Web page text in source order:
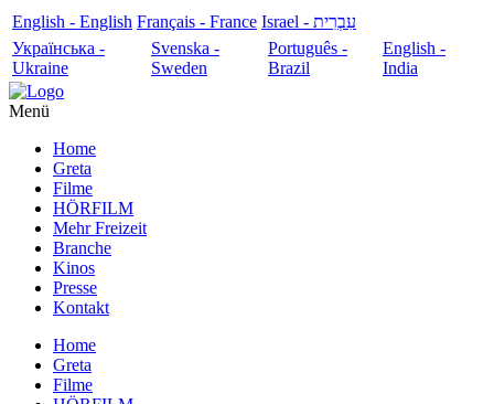
English - English Français - France
עִבְרִית - Israel
Українська -
Ukraine
Svenska -
Sweden
Português -
Brazil
English -
India
Menü
Home
Greta
Filme
HÖRFILM
Mehr Freizeit
Branche
Kinos
Presse
Kontakt
Home
Greta
Filme